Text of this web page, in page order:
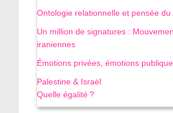
Ontologie relationnelle et pensée du
Un million de signatures :
iraniennes
Émotions privées, émotions
Palestine & Israël
Quelle égalité ?